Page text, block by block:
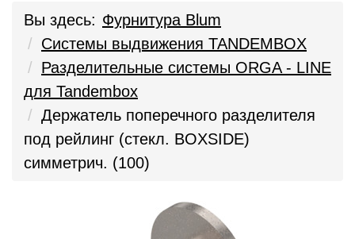
Вы здесь: Фурнитура Blum
Системы выдвижения TANDEMBOX
Разделительные системы ORGA - LINE
для Tandembox
Держатель поперечного разделителя
под рейлинг (стекл. BOXSIDE)
симметрич. (100)